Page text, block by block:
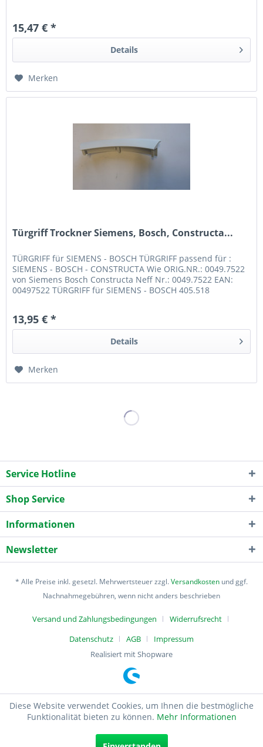
15,47 € *
Details
Merken
Türgriff Trockner Siemens, Bosch, Constructa...
TÜRGRIFF für SIEMENS - BOSCH TÜRGRIFF passend für :
SIEMENS - BOSCH - CONSTRUCTA Wie ORIG.NR.: 0049.7522
von Siemens Bosch Constructa Neff Nr.: 0049.7522 EAN:
00497522 TÜRGRIFF für SIEMENS - BOSCH 405.518
13,95 € *
Details
Merken
Service Hotline
Shop Service
Informationen
Newsletter
* Alle Preise inkl. gesetzl. Mehrwertsteuer zzgl.Versandkosten und ggf.
Nachnahmegebühren, wenn nicht anders beschrieben
Versand und Zahlungsbedingungen
Widerrufsrecht
Datenschutz
AGB
Impressum
Realisiert mit Shopware
Diese Website verwendet Cookies, um Ihnen die bestmögliche
Funktionalität bieten zu können. Mehr Informationen